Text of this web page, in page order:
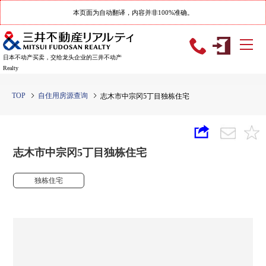
本页面为自动翻译，内容并非100%准确。
日本不动产买卖，交给龙头企业的三井不动产
Realty
TOP 自住用房源查询 志木市中宗冈5丁目独栋住宅
志木市中宗冈5丁目独栋住宅
独栋住宅